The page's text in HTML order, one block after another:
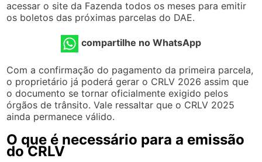
acessar o site da Fazenda todos os meses para emitir
os boletos das próximas parcelas do DAE.
compartilhe no WhatsApp
Com a confirmação do pagamento da primeira parcela,
o proprietário já poderá gerar o CRLV 2026 assim que
o documento se tornar oficialmente exigido pelos
órgãos de trânsito. Vale ressaltar que o CRLV 2025
ainda permanece válido.
O que é necessário para a emissão
do CRLV